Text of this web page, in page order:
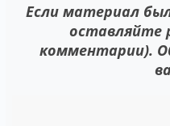
Если материал
оставляйте
комментарии).